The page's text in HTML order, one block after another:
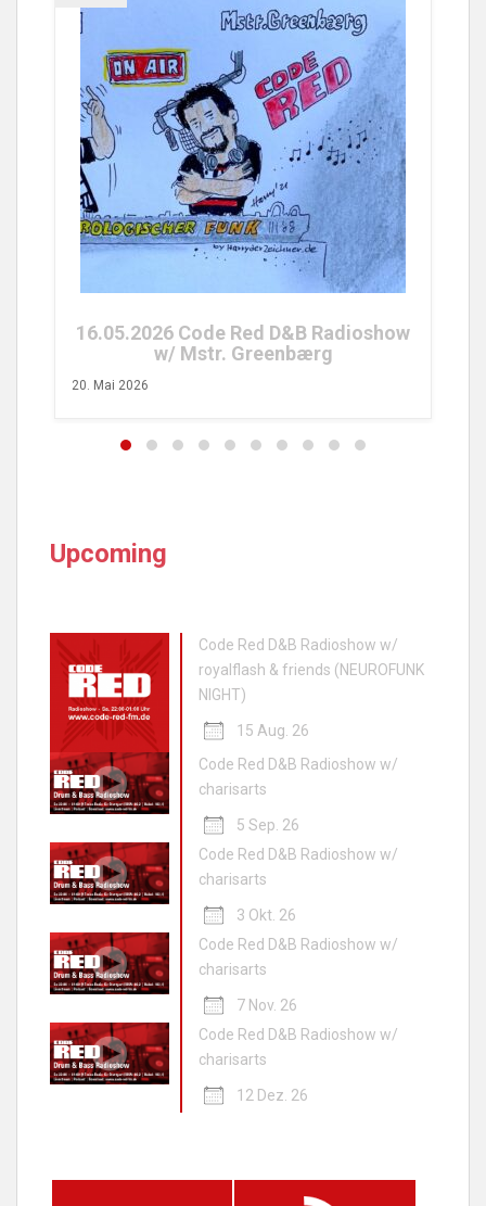
16.05.2026 Code Red D&B Radioshow
w/ Mstr. Greenbærg
20. Mai 2026
Upcoming
Code Red D&B Radioshow w/
royalflash & friends (NEUROFUNK
NIGHT)
15 Aug. 26
Code Red D&B Radioshow w/
charisarts
5 Sep. 26
Code Red D&B Radioshow w/
charisarts
3 Okt. 26
Code Red D&B Radioshow w/
charisarts
7 Nov. 26
Code Red D&B Radioshow w/
charisarts
12 Dez. 26